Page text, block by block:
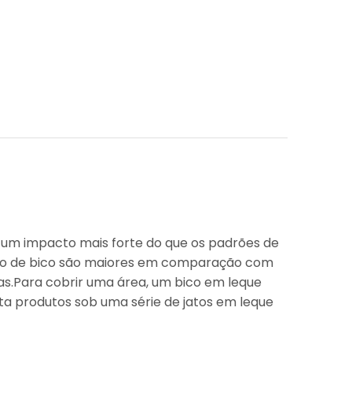
impacto mais forte do que os padrões de
de bico são maiores em comparação com
cobrir uma área, um bico em leque
produtos sob uma série de jatos em leque